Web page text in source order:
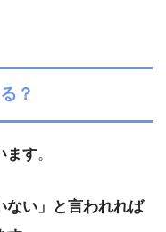
？
ます。
ない」と言われれば